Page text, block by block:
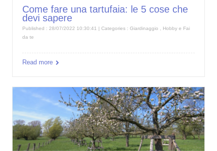
Come fare una tartufaia: le 5 cose che
devi sapere
Published : 28/07/2022 10:30:41 | Categories : Giardinaggio
Hobby e Fai
da te
Read more